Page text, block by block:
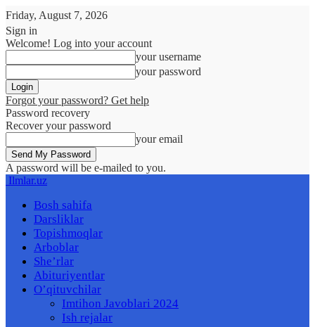
Friday, August 7, 2026
Sign in
Welcome! Log into your account
your username
your password
Forgot your password? Get help
Password recovery
Recover your password
your email
A password will be e-mailed to you.
Ilmlar.uz
Bosh sahifa
Darsliklar
Topishmoqlar
Arboblar
She’rlar
Abituriyentlar
O’qituvchilar
Imtihon Javoblari 2024
Ish rejalar